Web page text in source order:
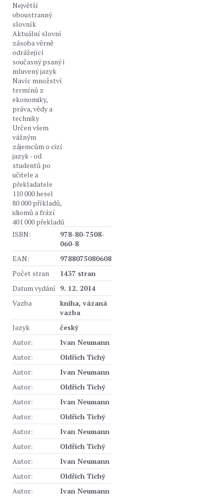
Největší
oboustranný
slovník
Aktuální slovní
zásoba věrně
odrážející
současný psaný i
mluvený jazyk
Navíc množství
termínů z
ekonomiky,
práva, vědy a
techniky
Určen všem
vážným
zájemcům o cizí
jazyk - od
studentů po
učitele a
překladatele
110 000 hesel
80 000 příkladů,
idiomů a frází
401 000 překladů
ISBN:
978-80-7508-
060-8
EAN:
9788075080608
Počet stran
1437 stran
Datum vydání 9. 12. 2014
Vazba
kniha, vázaná
vazba
Jazyk
český
Autor:
Ivan Neumann
Autor:
Oldřich Tichý
Autor:
Ivan Neumann
Autor:
Oldřich Tichý
Autor:
Ivan Neumann
Autor:
Oldřich Tichý
Autor:
Ivan Neumann
Autor:
Oldřich Tichý
Autor:
Ivan Neumann
Autor:
Oldřich Tichý
Autor:
Ivan Neumann